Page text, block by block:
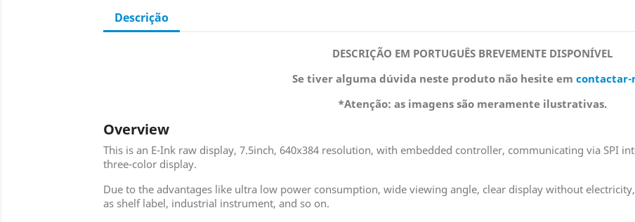
Descrição
DESCRIÇÃO EM PORTUGUÊS BREVEMENTE DISPONÍVEL
Se tiver alguma dúvida neste produto não hesite em contactar-
*Atenção: as imagens são meramente ilustrativas.
Overview
This is an E-Ink raw display, 7.5inch, 640x384 resolution, with embedded controller, communicating via SPI
three-color display.
Due to the advantages like ultra low power consumption, wide viewing angle, clear display without
as shelf label, industrial instrument, and so on.